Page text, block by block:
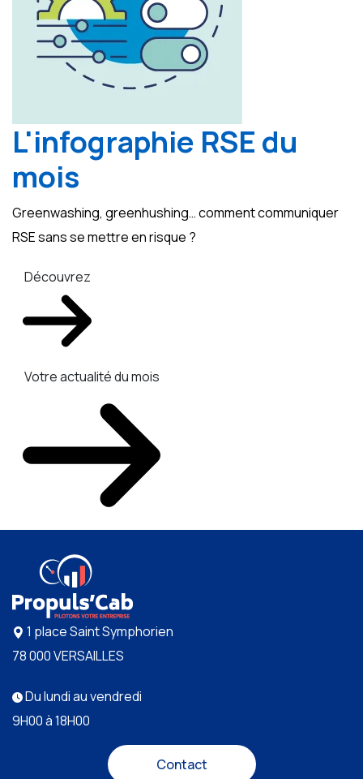
L'infographie RSE du
mois
Greenwashing, greenhushing… comment communiquer
RSE sans se mettre en risque ?
Découvrez
Votre actualité du mois
1 place Saint Symphorien
78 000 VERSAILLES
Du lundi au vendredi
9H00 à 18H00
Contact